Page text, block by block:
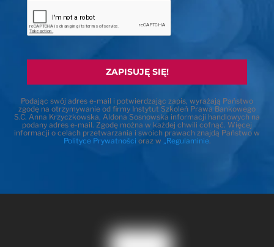
ZAPISUJĘ SIĘ!
Podając swój adres e-mail i potwierdzając zapis, wyrażają Państwo
zgodę na otrzymywanie od firmy Instytut Szkoleń Prawa Bankowego
S.C. Anna Krzyczkowska, Aldona Sosnowska informacji handlowych na
podany adres e-mail. Zgodę można w każdej chwili cofnąć. Więcej
informacji o celach przetwarzania i swoich prawach znajdą Państwo w
Polityce Prywatności oraz w „Regulaminie.